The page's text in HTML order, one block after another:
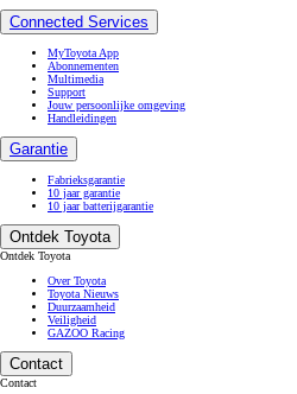
Connected Services
MyToyota App
Abonnementen
Multimedia
Support
Jouw persoonlijke omgeving
Handleidingen
Garantie
Fabrieksgarantie
10 jaar garantie
10 jaar batterijgarantie
Ontdek Toyota
Ontdek Toyota
Over Toyota
Toyota Nieuws
Duurzaamheid
Veiligheid
GAZOO Racing
Contact
Contact